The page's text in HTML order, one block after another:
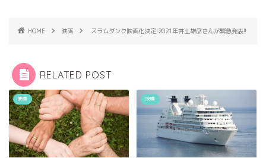
HOME 映画 スラムダンク映画化決定!2021年井上雄彦さんが緊急発表!!
RELATED POST
映画 映画